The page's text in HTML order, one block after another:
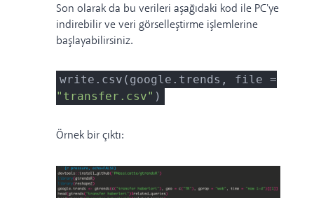
Son olarak da bu verileri aşağıdaki kod ile PC'ye
indirebilir ve veri görselleştirme işlemlerine
başlayabilirsiniz.
write.csv(google.trends, file =
"transfer.csv" )
Örnek bir çıktı: